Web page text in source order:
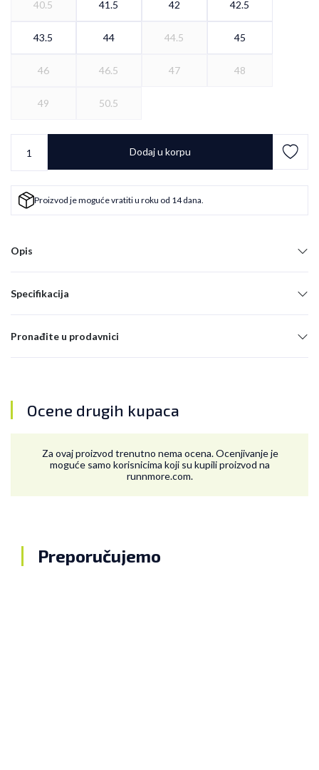
40.5 41.5 42 42.5
43.5 44 44.5 45
46 46.5 47 48
49 50.5
Dodaj u korpu
Proizvod je moguće vratiti u roku od 14 dana.
Opis
Specifikacija
Pronađite u prodavnici
Ocene drugih kupaca
Za ovaj proizvod trenutno nema ocena. Ocenjivanje je
moguće samo korisnicima koji su kupili proizvod na
runnmore.com.
Preporučujemo